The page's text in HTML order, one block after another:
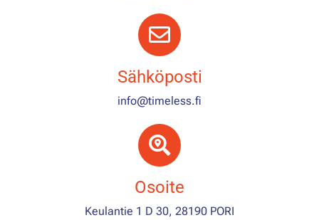
Sähköposti
info@timeless.fi
Osoite
Keulantie 1 D 30, 28190 PORI